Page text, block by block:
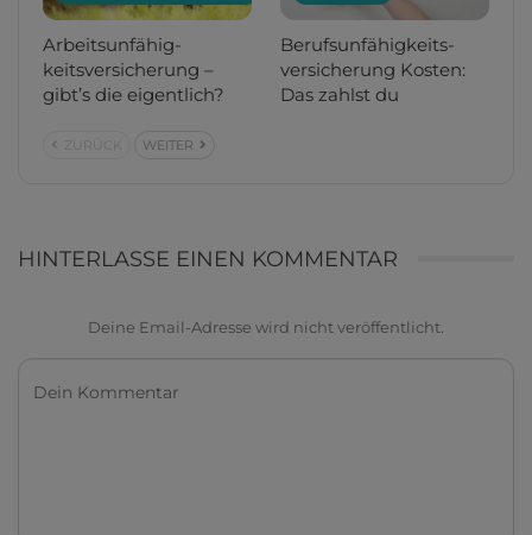
Arbeitsunfähig­
keitsversicherung –
gibt’s die eigentlich?
Berufs­unfähigkeits­
versicherung Kosten:
Das zahlst du
WEITER
HINTERLASSE EINEN KOMMENTAR
Deine Email-Adresse wird nicht veröffentlicht.